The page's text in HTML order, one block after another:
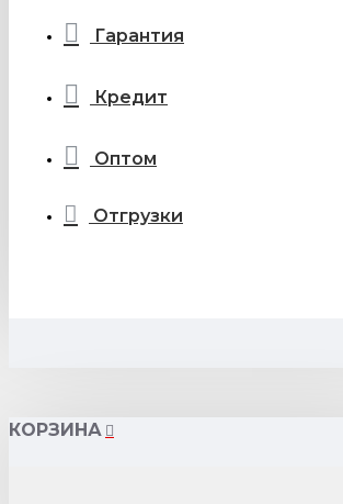
Гарантия
Кредит
Оптом
Отгрузки
КОРЗИНА